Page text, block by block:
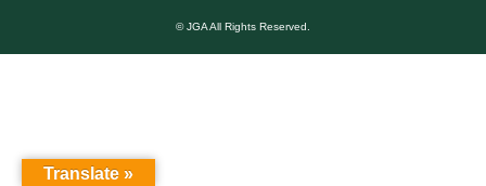
© JGA All Rights Reserved.
Translate »